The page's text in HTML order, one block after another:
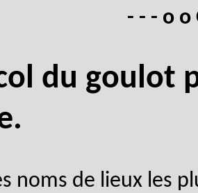
- - - o o
du goulot
noms de lieux les